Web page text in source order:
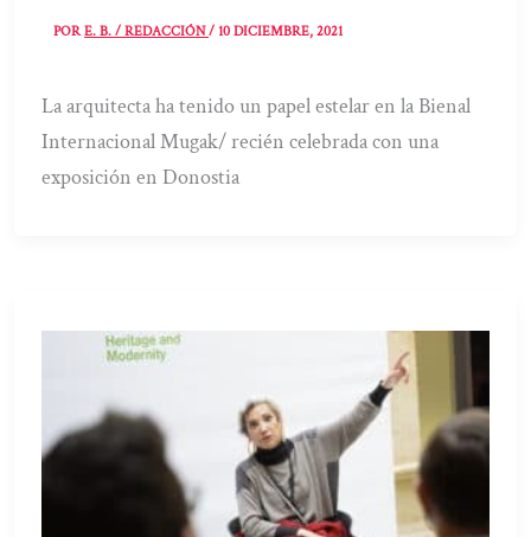
PORE. B. / REDACCIÓN/10 DICIEMBRE, 2021
La arquitecta ha tenido un papel estelar en la Bienal
Internacional Mugak/ recién celebrada con una
exposición en Donostia